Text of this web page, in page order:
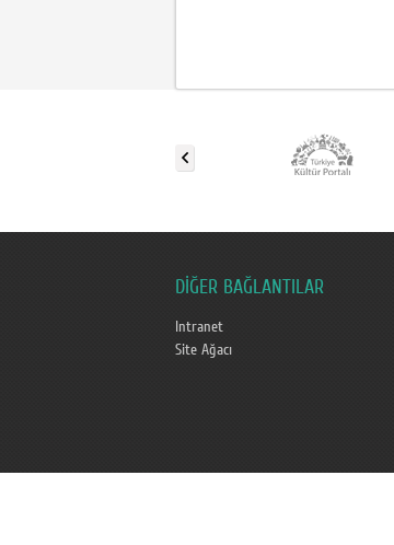
DİĞER BAĞLANTILAR
Intranet
Site Ağacı